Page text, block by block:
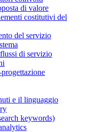
di valore
costitutivi del
del servizio
di servizio
e il linguaggio
keywords)